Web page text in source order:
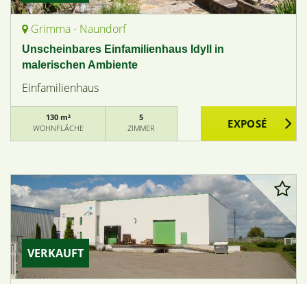
Grimma - Naundorf
Unscheinbares Einfamilienhaus Idyll in
malerischen Ambiente
Einfamilienhaus
130 m²
WOHNFLÄCHE
5
ZIMMER
VERKAUFT